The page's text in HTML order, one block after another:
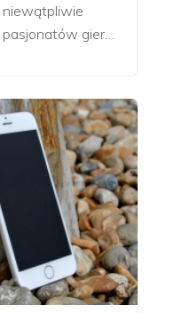
niewątpliwie
gier…